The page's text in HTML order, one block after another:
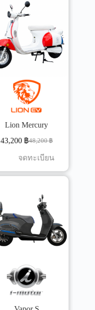
Lion Mercury
48,200฿
43,200 ฿
จดทะเบียน